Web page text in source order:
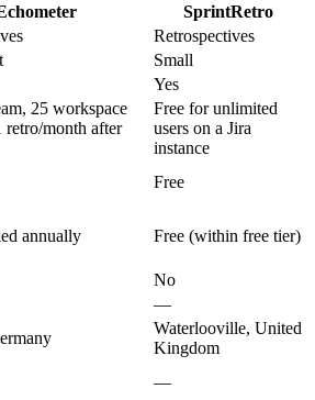
SprintRetro
Retrospectives
Small
Yes
25 workspace
retro/month after
Free for unlimited
users on a Jira
instance
Free
annually Free (within free tier)
No
—
Waterlooville, United
Kingdom
—